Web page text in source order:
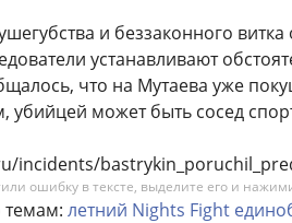
и беззаконного
устанавливают
что на Мутаева уже
убийцей может быть сосед
incidents/
ошибку в тексте, выделите его и
летний Nights Fight